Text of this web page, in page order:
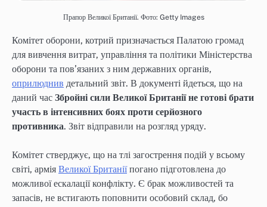
Прапор Великої Британії. Фото: Getty Images
Комітет оборони, котрий призначається Палатою громад
для вивчення витрат, управління та політики Міністерства
оборони та пов’язаних з ним державних органів,
оприлюднив детальний звіт. В документі йдеться, що на
даний час Збройні сили Великої Британії не готові брати
участь в інтенсивних боях проти серйозного
противника. Звіт відправили на розгляд уряду.
Комітет стверджує, що на тлі загострення подій у всьому
світі, армія Великої Британіїпогано підготовлена до
можливої ескалації конфлікту. Є брак можливостей та
запасів, не встигають поповнити особовий склад, бо